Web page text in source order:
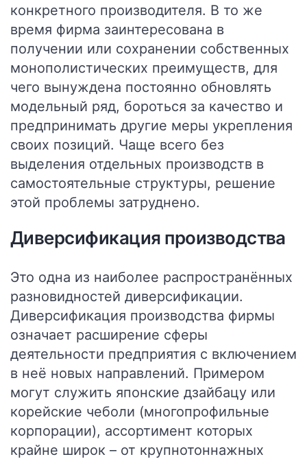
конкретного производителя. В то же
время фирма заинтересована в
получении или сохранении собственных
монополистических преимуществ, для
чего вынуждена постоянно обновлять
модельный ряд, бороться за качество и
предпринимать другие меры укрепления
своих позиций. Чаще всего без
выделения отдельных производств в
самостоятельные структуры, решение
этой проблемы затруднено.
Диверсификация производства
Это одна из наиболее распространённых
разновидностей диверсификации.
Диверсификация производства фирмы
означает расширение сферы
деятельности предприятия с включением
в неё новых направлений. Примером
могут служить японские дзайбацу или
корейские чеболи (многопрофильные
корпорации), ассортимент которых
крайне широк – от крупнотоннажных